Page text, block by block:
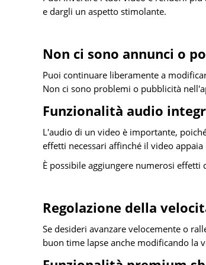
e dargli un aspetto stimolante.
Non ci sono annunci o
Puoi continuare liberamente a
Non ci sono problemi o pubblicità
Funzionalità audio
L'audio di un video è importante,
effetti necessari affinché il video
È possibile aggiungere numerosi
Regolazione della
Se desideri avanzare velocemente o
buon time lapse anche modificando la